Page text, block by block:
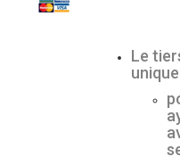
Le